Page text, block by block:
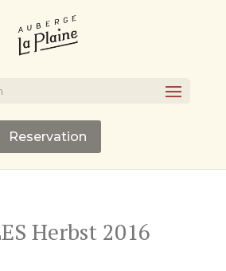
Reservation
Herbst 2016